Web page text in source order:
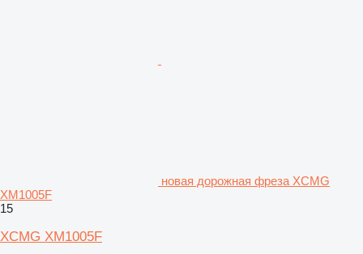
новая дорожная фреза XCMG
XM1005F
15
XCMG XM1005F